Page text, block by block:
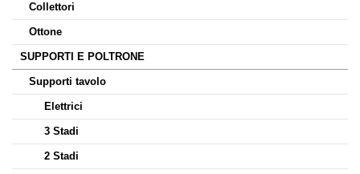
Collettori
Ottone
SUPPORTI E POLTRONE
Supporti tavolo
Elettrici
3 Stadi
2 Stadi